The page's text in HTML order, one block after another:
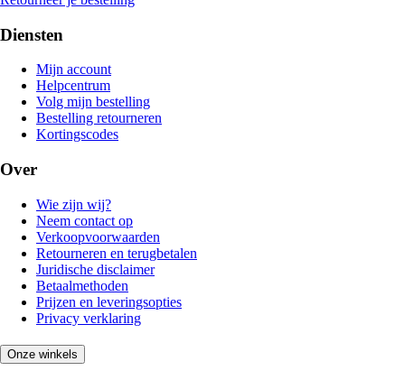
Diensten
Mijn account
Helpcentrum
Volg mijn bestelling
Bestelling retourneren
Kortingscodes
Over
Wie zijn wij?
Neem contact op
Verkoopvoorwaarden
Retourneren en terugbetalen
Juridische disclaimer
Betaalmethoden
Prijzen en leveringsopties
Privacy verklaring
Onze winkels